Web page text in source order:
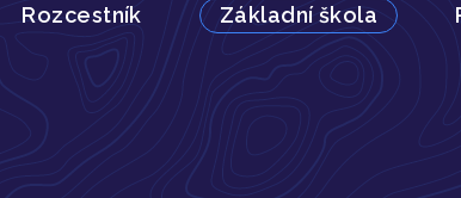
Rozcestník Základní škola